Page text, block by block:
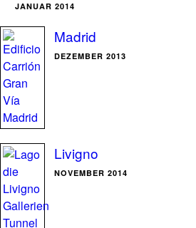
JANUAR 2014
Madrid
DEZEMBER 2013
Livigno
NOVEMBER 2014